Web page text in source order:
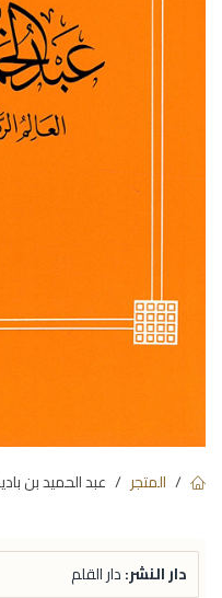
المتجر عبد الحميد بن
دار النشر:دار القلم